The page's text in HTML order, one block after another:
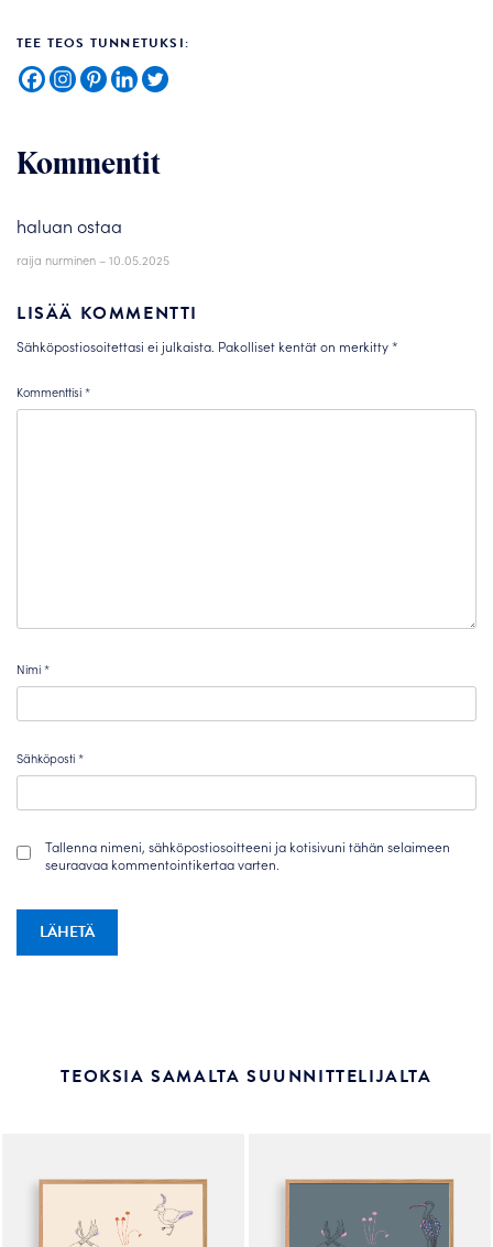
TEE TEOS TUNNETUKSI:
Kommentit
haluan ostaa
raija nurminen –10.05.2025
LISÄÄ KOMMENTTI
Sähköpostiosoitettasi ei julkaista. Pakolliset kentät on merkitty*
Kommenttisi*
Nimi*
Sähköposti*
Tallenna nimeni, sähköpostiosoitteeni ja kotisivuni tähän selaimeen
seuraavaa kommentointikertaa varten.
TEOKSIA SAMALTA SUUNNITTELIJALTA